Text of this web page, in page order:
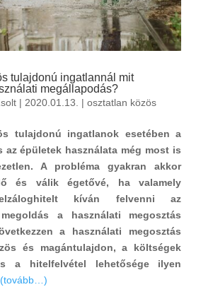
tulajdonú ingatlannál mit
megállapodás?
| 2020.01.13. | osztatlan közös
tulajdonú ingatlanok esetében a
az épületek használata még most is
A probléma gyakran akkor
és válik égetővé, ha valamely
kíván felvenni az
a használati megosztás
a használati megosztás
és magántulajdon, a költségek
a hitelfelvétel lehetősége ilyen
(tovább…)